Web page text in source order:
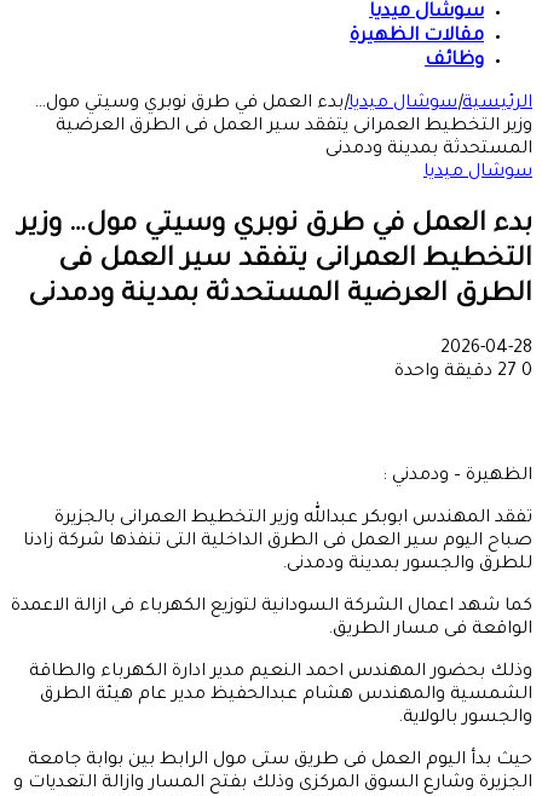
سوشال ميديا
مقالات الظهيرة
وظائف
الرئيسية|سوشال ميديا|بدء العمل في طرق نوبري وسيتي مول…
وزير التخطيط العمرانى يتفقد سير العمل فى الطرق العرضية
المستحدثة بمدينة ودمدنى
سوشال ميديا
بدء العمل في طرق نوبري وسيتي مول… وزير
التخطيط العمرانى يتفقد سير العمل فى
الطرق العرضية المستحدثة بمدينة ودمدنى
2026-04-28
0
دقيقة واحدة
الظهيرة – ودمدني :
تفقد المهندس ابوبكر عبدالله وزير التخطيط العمرانى بالجزيرة
صباح اليوم سير العمل فى الطرق الداخلية التى تنفذها شركة زادنا
للطرق والجسور بمدينة ودمدنى.
كما شهد اعمال الشركة السودانية لتوزيع الكهرباء فى ازالة الاعمدة
الواقعة فى مسار الطريق.
وذلك بحضور المهندس احمد النعيم مدير ادارة الكهرباء والطاقة
الشمسية والمهندس هشام عبدالحفيظ مدير عام هيئة الطرق
والجسور بالولاية.
حيث بدأ اليوم العمل فى طريق ستى مول الرابط بين بوابة جامعة
الجزيرة وشارع السوق المركزى وذلك بفتح المسار وازالة التعديات و